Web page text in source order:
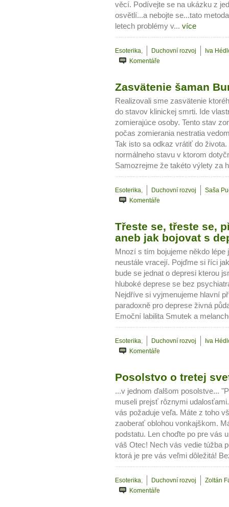
věcí. Podívejte se na ukázku z
osvětlí...a nebojte se...tato
letech problémy v... více
Esoterika, Duchovní rozvoj
Iva
Komentáře
Zasvätenie šaman
Realizovali sme zasvätenie
do stavov klinickej smrti. Ide
zomierajúce osoby. Tento stav
počas zomierania nestratia
Tak isto sa odkaz vrátiť do
normálneho stavu v ktorom
Samozrejme že takéto výlety za
Esoterika, Duchovní rozvoj
Saša
Komentáře
Třeste se, třeste se,
aneb jak bojovat s
Mnozí s tím bojujeme někdo
neustále vracejí. Pojďme si říci
bude se jednat o depresi kterou
hluboké deprese se bez
Nejdříve si vyjmenujeme hlavní
paradoxně pro deprese živná
Emoční labilita Smutek a
Esoterika, Duchovní rozvoj
Iva
Komentáře
Posolstvo o tretej
...v jednom ďalšom posolstve...
museli prejsť rôznymi
vás požaduje veľa. Máte z toho
zaoberať oblohou vonkajškom.
podstatu. Len choďte po pre vás
váš Otec! Nech vás vedie túžba
ktorá je pre vás veľmi dôležitá!
Esoterika, Duchovní rozvoj
Zoltán
Komentáře